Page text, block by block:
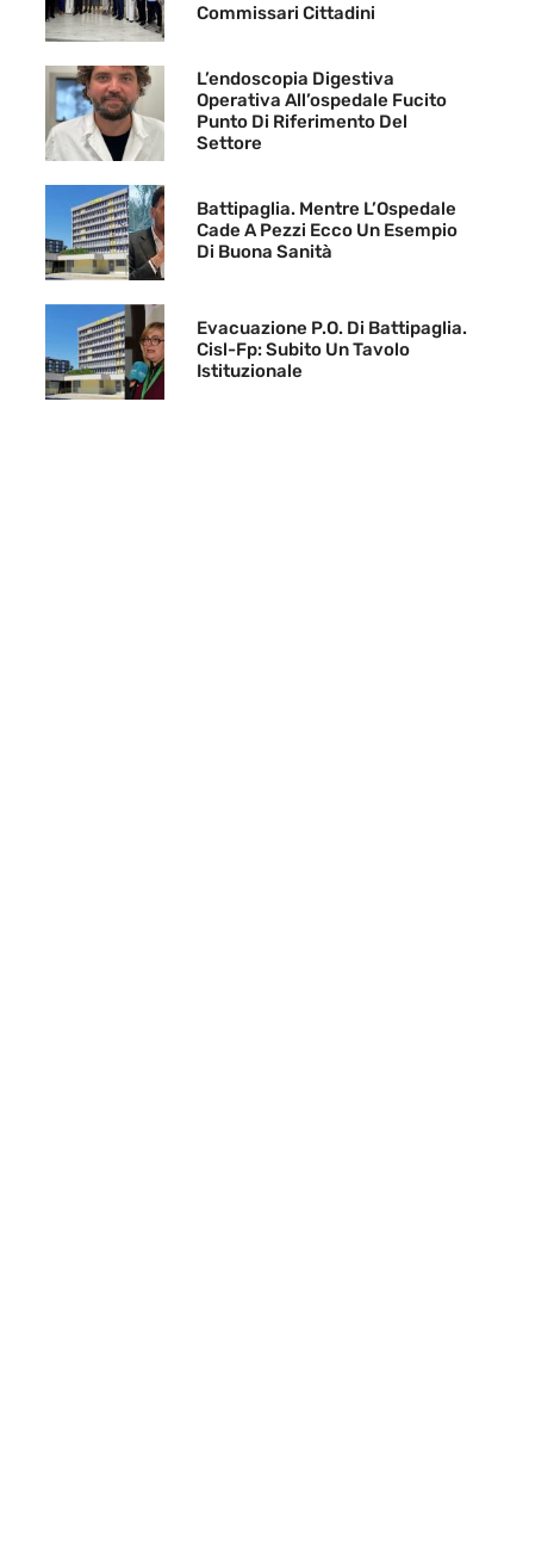
Commissari Cittadini
L’endoscopia Digestiva
Operativa All’ospedale Fucito
Punto Di Riferimento Del
Settore
Battipaglia. Mentre L’Ospedale
Cade A Pezzi Ecco Un Esempio
Di Buona Sanità
Evacuazione P.O. Di Battipaglia.
Cisl-Fp: Subito Un Tavolo
Istituzionale